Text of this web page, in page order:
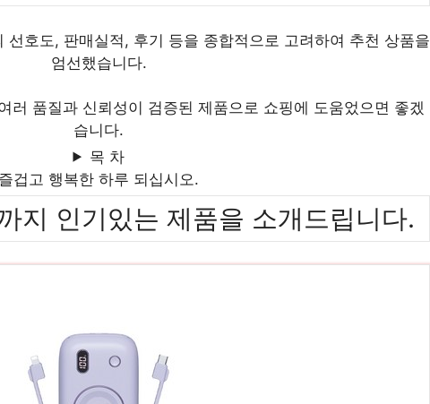
호도, 판매실적, 후기 등을 종합적으로 고려하여 추천 상품을
엄선했습니다.
러 품질과 신뢰성이 검증된 제품으로 쇼핑에 도움었으면 좋겠
습니다.
목 차
즐겁고 행복한 하루 되십시오.
지 인기있는 제품을 소개드립니다.